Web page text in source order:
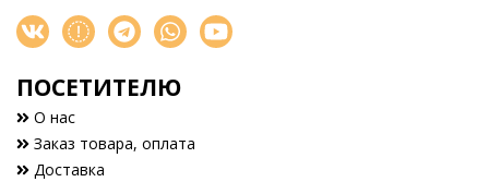
ПОСЕТИТЕЛЮ
О нас
Заказ товара, оплата
Доставка